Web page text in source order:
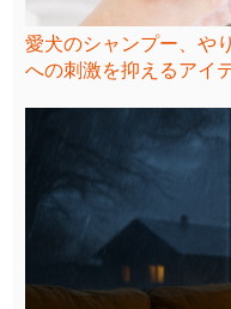
愛犬のシャンプー、や
への刺激を抑えるアイ